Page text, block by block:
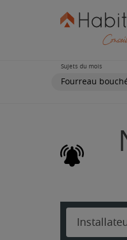
Sujets du mois
Fourreau